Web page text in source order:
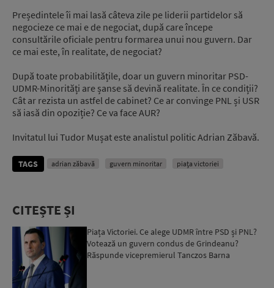
Președintele îi mai lasă câteva zile pe liderii partidelor să
negocieze ce mai e de negociat, după care începe
consultările oficiale pentru formarea unui nou guvern. Dar
ce mai este, în realitate, de negociat?
După toate probabilitățile, doar un guvern minoritar PSD-
UDMR-Minorități are șanse să devină realitate. În ce condiții?
Cât ar rezista un astfel de cabinet? Ce ar convinge PNL și USR
să iasă din opoziție? Ce va face AUR?
Invitatul lui Tudor Mușat este analistul politic Adrian Zăbavă.
TAGS adrian zăbavă guvern minoritar piața victoriei
CITEȘTE ȘI
Piața Victoriei. Ce alege UDMR între PSD și PNL?
Votează un guvern condus de Grindeanu?
Răspunde vicepremierul Tanczos Barna